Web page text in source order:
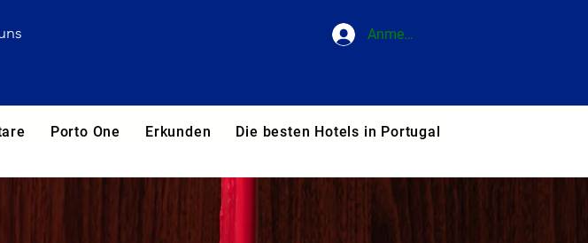
Anmelden
Porto One Erkunden Die besten Hotels in Portugal